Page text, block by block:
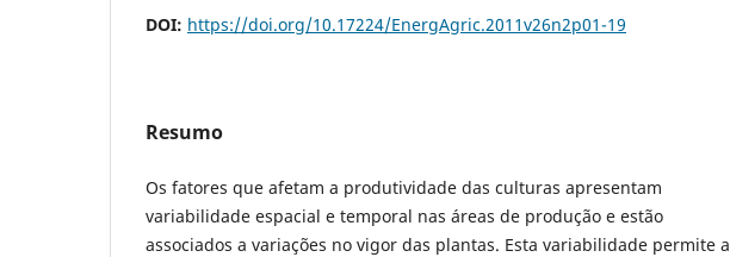
DOI: https://doi.org/10.17224/EnergAgric.2011v26n2p01-19
Resumo
Os fatores que afetam a produtividade das culturas apresentam
variabilidade espacial e temporal nas áreas de produção e estão
associados a variações no vigor das plantas. Esta variabilidade permite a